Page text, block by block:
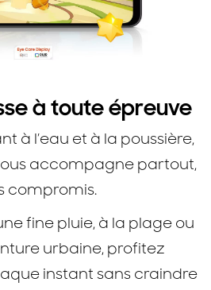
à toute épreuve
à l’eau et à la poussière,
accompagne partout,
compromis.
fine pluie, à la plage ou
urbaine, profitez
instant sans craindre